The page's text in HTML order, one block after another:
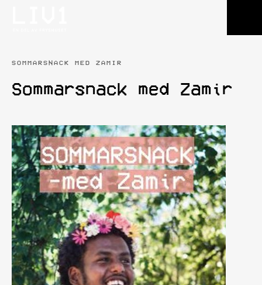
SOMMARSNACK MED ZAMIR
Sommarsnack med Zamir